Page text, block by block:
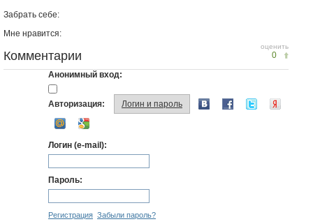
Забрать себе:
Мне нравится:
оценить
0
Комментарии
Анонимный вход:
Авторизация: Логин и пароль
Логин (e-mail):
Пароль:
Регистрация Забыли пароль?